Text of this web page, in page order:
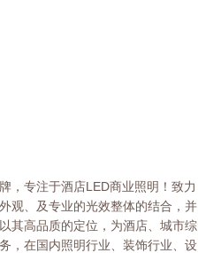
，专注于酒店LED商业照明！致力
观、及专业的光效整体的结合，并
其高品质的定位，为酒店、城市综
，在国内照明行业、装饰行业、设